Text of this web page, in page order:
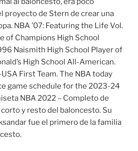
proyecto de Stern de crear una
NBA ’07: Featuring the Life Vol.
of Champions High School
Naismith High School Player of
High School All-American.
First Team. The NBA today
game schedule for the 2023-24
NBA 2022 – Completo de
y resto del baloncesto. Su
fue el primero de la familia